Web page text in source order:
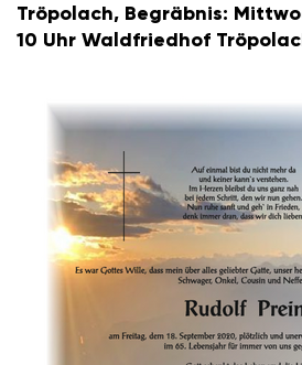
Tröpo­lach, Begräbnis:
10 Uhr Wald­friedhof